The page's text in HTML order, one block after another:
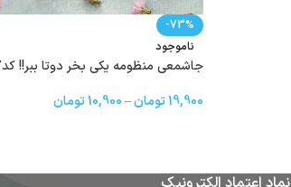
-73%
ناموجود
جاشمعی منظومه یکی بخر دوتا ببر!! کد127
19,900تومان–
10,900تومان